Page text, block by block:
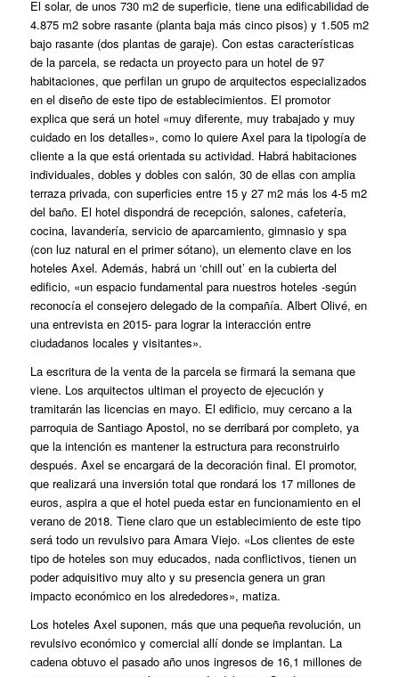
El solar, de unos 730 m2 de superficie, tiene una edificabilidad de
4.875 m2 sobre rasante (planta baja más cinco pisos) y 1.505 m2
bajo rasante (dos plantas de garaje). Con estas características
de la parcela, se redacta un proyecto para un hotel de 97
habitaciones, que perfilan un grupo de arquitectos especializados
en el diseño de este tipo de establecimientos. El promotor
explica que será un hotel «muy diferente, muy trabajado y muy
cuidado en los detalles», como lo quiere Axel para la tipología de
cliente a la que está orientada su actividad. Habrá habitaciones
individuales, dobles y dobles con salón, 30 de ellas con amplia
terraza privada, con superficies entre 15 y 27 m2 más los 4-5 m2
del baño. El hotel dispondrá de recepción, salones, cafetería,
cocina, lavandería, servicio de aparcamiento, gimnasio y spa
(con luz natural en el primer sótano), un elemento clave en los
hoteles Axel. Además, habrá un ‘chill out’ en la cubierta del
edificio, «un espacio fundamental para nuestros hoteles -según
reconocía el consejero delegado de la compañía. Albert Olivé, en
una entrevista en 2015- para lograr la interacción entre
ciudadanos locales y visitantes».
La escritura de la venta de la parcela se firmará la semana que
viene. Los arquitectos ultiman el proyecto de ejecución y
tramitarán las licencias en mayo. El edificio, muy cercano a la
parroquia de Santiago Apostol, no se derribará por completo, ya
que la intención es mantener la estructura para reconstruirlo
después. Axel se encargará de la decoración final. El promotor,
que realizará una inversión total que rondará los 17 millones de
euros, aspira a que el hotel pueda estar en funcionamiento en el
verano de 2018. Tiene claro que un establecimiento de este tipo
será todo un revulsivo para Amara Viejo. «Los clientes de este
tipo de hoteles son muy educados, nada conflictivos, tienen un
poder adquisitivo muy alto y su presencia genera un gran
impacto económico en los alrededores», matiza.
Los hoteles Axel suponen, más que una pequeña revolución, un
revulsivo económico y comercial allí donde se implantan. La
cadena obtuvo el pasado año unos ingresos de 16,1 millones de